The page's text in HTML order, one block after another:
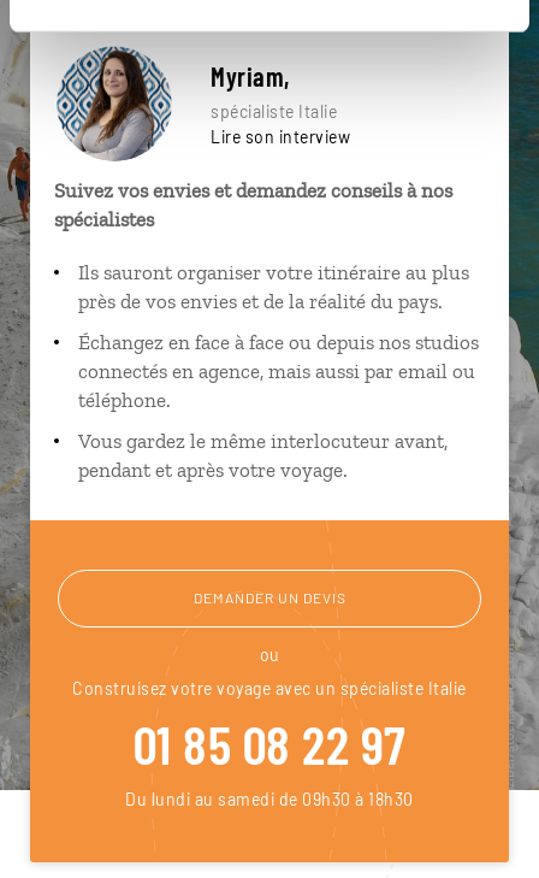
Myriam,
spécialiste Italie
Lire son interview
Suivez vos envies et demandez conseils à nos
spécialistes
Ils sauront organiser votre itinéraire au plus
près de vos envies et de la réalité du pays.
Échangez en face à face ou depuis nos studios
connectés en agence, mais aussi par email ou
téléphone.
Vous gardez le même interlocuteur avant,
pendant et après votre voyage.
DEMANDER UN DEVIS
ou
Construisez votre voyage avec un spécialiste Italie
01 85 08 22 97
Du lundi au samedi de 09h30 à 18h30